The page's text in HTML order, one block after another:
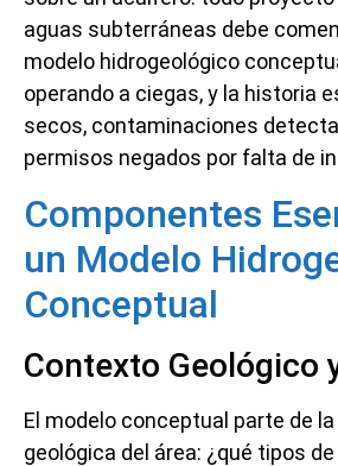
aguas subterráneas debe
modelo hidrogeológico
operando a ciegas, y la historia
secos, contaminaciones
permisos negados por falta de
Componentes
un Modelo
Conceptual
Contexto Geológico
El modelo conceptual parte de
geológica del área: ¿qué tipos